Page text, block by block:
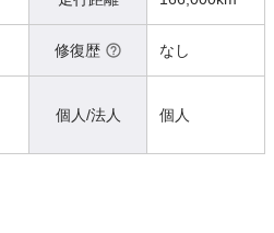
修復歴 なし
個人/法人 個人